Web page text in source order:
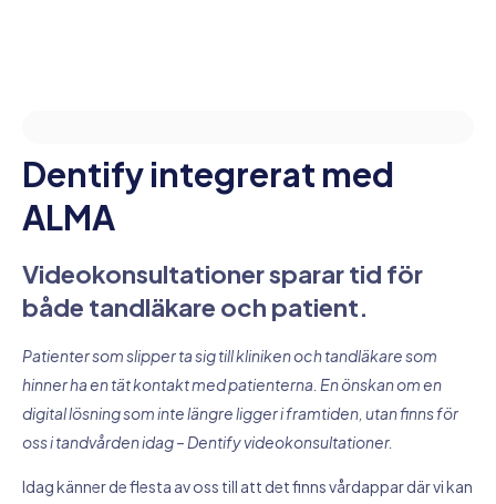
Dentify integrerat med
ALMA
Videokonsultationer sparar tid för
både tandläkare och patient.
Patienter som slipper ta sig till kliniken och tandläkare som
hinner ha en tät kontakt med patienterna. En önskan om en
digital lösning som inte längre ligger i framtiden, utan finns för
oss i tandvården idag – Dentify videokonsultationer.
Idag känner de flesta av oss till att det finns vårdappar där vi kan